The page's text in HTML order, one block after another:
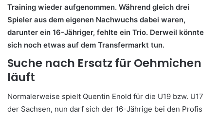
Training wieder aufgenommen. Während gleich drei
Spieler aus dem eigenen Nachwuchs dabei waren,
darunter ein 16-Jähriger, fehlte ein Trio. Derweil könnte
sich noch etwas auf dem Transfermarkt tun.
Suche nach Ersatz für Oehmichen
läuft
Normalerweise spielt Quentin Enold für die U19 bzw. U17
der Sachsen, nun darf sich der 16-Jährige bei den Profis